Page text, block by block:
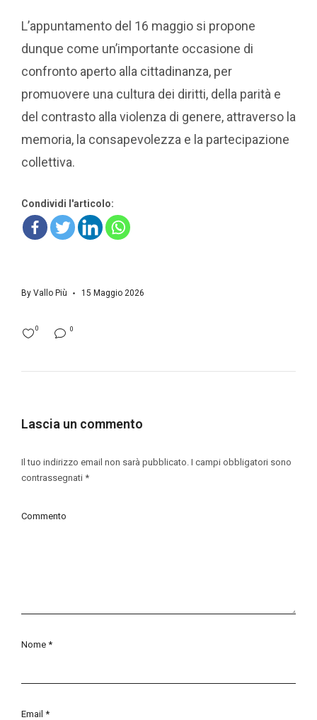
L’appuntamento del 16 maggio si propone
dunque come un’importante occasione di
confronto aperto alla cittadinanza, per
promuovere una cultura dei diritti, della parità e
del contrasto alla violenza di genere, attraverso la
memoria, la consapevolezza e la partecipazione
collettiva.
Condividi l'articolo:
By Vallo Più 15 Maggio 2026
0
0
Lascia un commento
Il tuo indirizzo email non sarà pubblicato. I campi obbligatori sono
contrassegnati *
Commento
Nome *
Email *